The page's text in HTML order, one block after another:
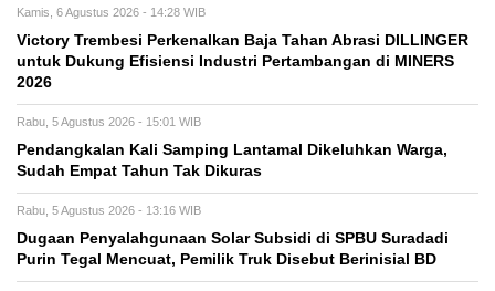
Kamis, 6 Agustus 2026 - 14:28 WIB
Victory Trembesi Perkenalkan Baja Tahan Abrasi DILLINGER
untuk Dukung Efisiensi Industri Pertambangan di MINERS
2026
Rabu, 5 Agustus 2026 - 15:01 WIB
Pendangkalan Kali Samping Lantamal Dikeluhkan Warga,
Sudah Empat Tahun Tak Dikuras
Rabu, 5 Agustus 2026 - 13:16 WIB
‎Dugaan Penyalahgunaan Solar Subsidi di SPBU Suradadi
Purin Tegal Mencuat, Pemilik Truk Disebut Berinisial BD